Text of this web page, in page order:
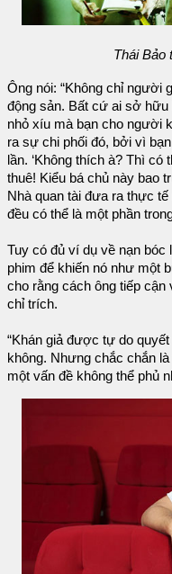
Thái Bảo
Ông nói: “Không chỉ người
động sản. Bất cứ ai sở
nhỏ xíu mà bạn cho người
ra sự chi phối đó, bởi vì
lần. ‘Không thích à? Thì
thuê! Kiểu bá chủ này bao
Nhà quan tài đưa ra thực
đều có thể là một phần
Tuy có đủ ví dụ về nạn
phim để khiến nó như một
cho rằng cách ông tiếp cận
chỉ trích.
“Khán giả được tự do
không. Nhưng chắc chắn
một vấn đề không thể phủ